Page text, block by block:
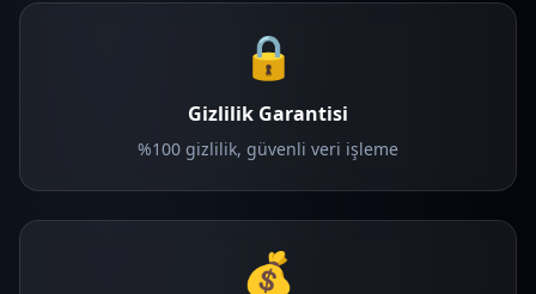
🔒
Gizlilik Garantisi
%100 gizlilik, güvenli veri işleme
💰